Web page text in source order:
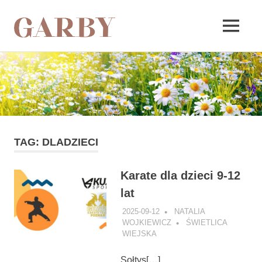
Skip
to
content
MENU
TAG: DLADZIECI
Karate dla dzieci 9-12
lat
2025-09-12
NATALIA
WOJKIEWICZ
ŚWIETLICA
WIEJSKA
Sołtys[…]